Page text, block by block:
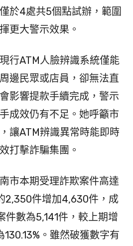
於4處共5個點試辦，範圍
更大警示效果。
行ATM人臉辨識系統僅能
邊民眾或店員，卻無法直
影響提款手續完成，警示
成效仍有不足。她呼籲市
讓ATM辨識異常時能即時
打擊詐騙集團。
市本期受理詐欺案件高達
2,350件增加4,630件，成
件數為5,141件，較上期增
。雖然破獲數字有